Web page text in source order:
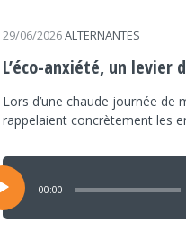
29/06/2026ALTERNANTES
L’éco-anxiété, un levier
Lors d’une chaude journée
rappelaient concrètement les
Lecteur
audio
00:00